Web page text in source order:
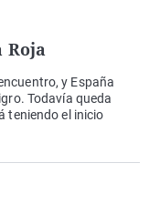
Roja
y España
Todavía queda
teniendo el inicio